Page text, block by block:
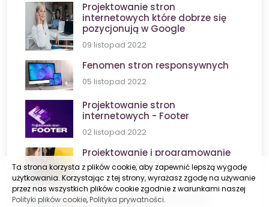
Projektowanie stron
internetowych które dobrze się
pozycjonują w Google
09 listopad 2022
Fenomen stron responsywnych
05 listopad 2022
Projektowanie stron
internetowych - Footer
02 listopad 2022
Projektowanie i programowanie
stron internetowych
03 październik 2022
Projektowanie stron www a
Ta strona korzysta z plików cookie, aby zapewnić lepszą wygodę
użytkowania. Korzystając z tej strony, wyrażasz zgodę na używanie
przez nas wszystkich plików cookie zgodnie z warunkami naszej
Polityki plików cookie,Polityka prywatności.